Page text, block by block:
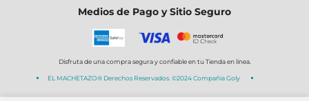
Medios de Pago y Sitio Seguro
Disfruta de una compra segura y confiable en tu Tienda en línea.
EL MACHETAZO® Derechos Reservados. ©2024 Compañia Goly